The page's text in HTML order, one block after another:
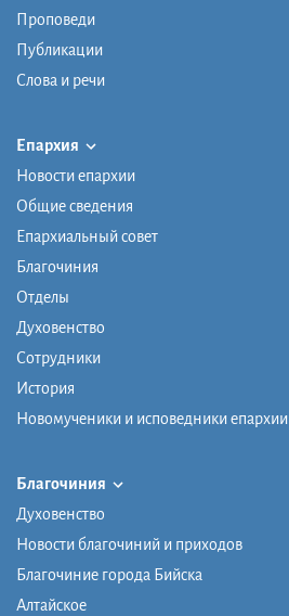
Проповеди
Публикации
Слова и речи
Епархия
Новости епархии
Общие сведения
Епархиальный совет
Благочиния
Отделы
Духовенство
Сотрудники
История
Новомученики и исповедники епархии
Благочиния
Духовенство
Новости благочиний и приходов
Благочиние города Бийска
Алтайское